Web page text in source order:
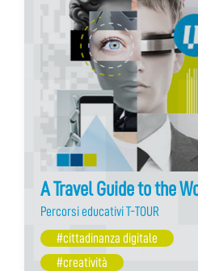
A Travel Guide to the
Percorsi educativi T-TOUR
#cittadinanza digitale
#creatività